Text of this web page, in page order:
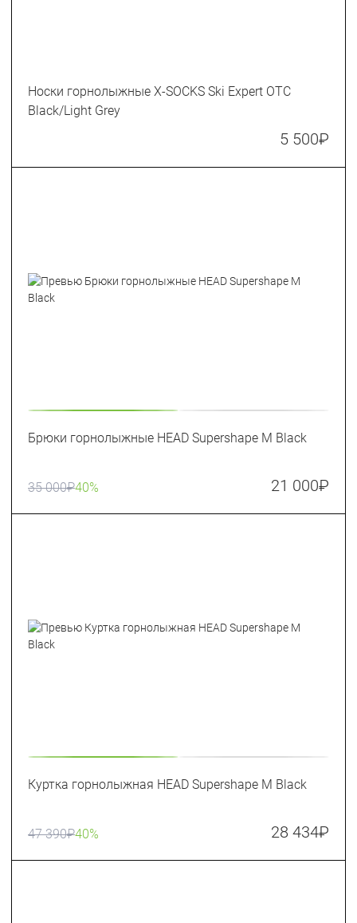
Носки горнолыжные X-SOCKS Ski Expert OTC
Black/Light Grey
5 500₽
Брюки горнолыжные HEAD Supershape M Black
35 000₽40% 21 000₽
Куртка горнолыжная HEAD Supershape M Black
47 390₽40% 28 434₽